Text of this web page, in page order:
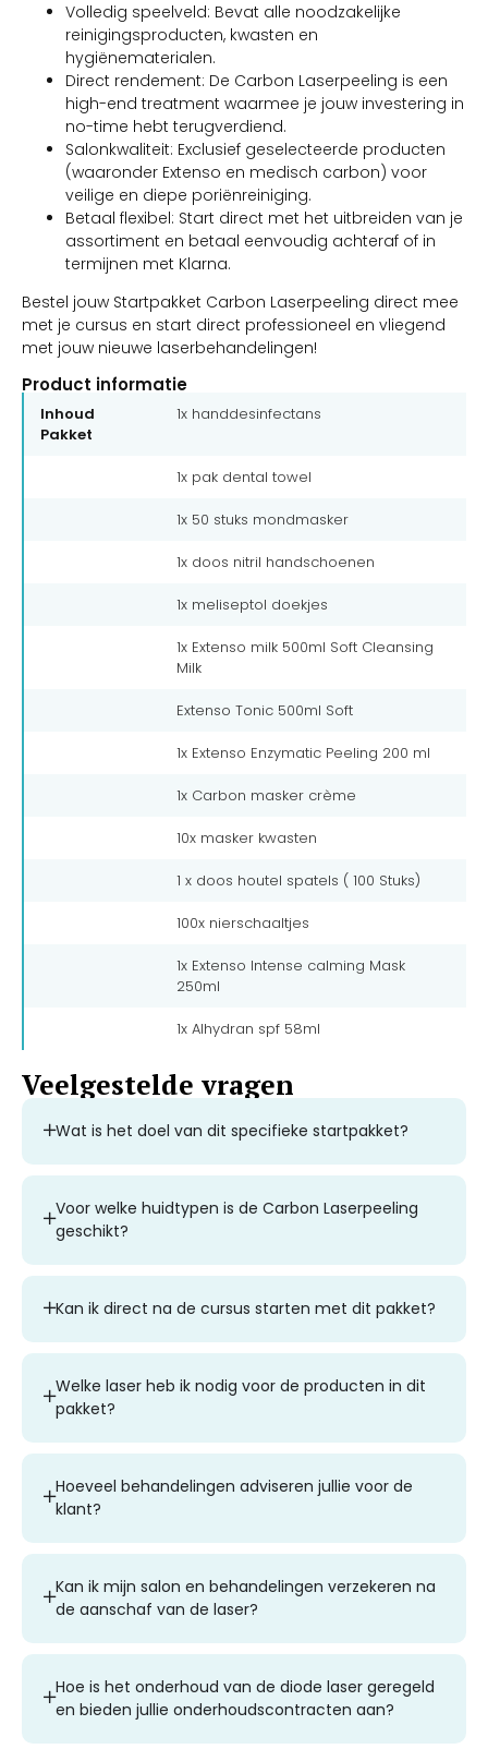
Volledig speelveld: Bevat alle noodzakelijke
reinigingsproducten, kwasten en
hygiënematerialen.
Direct rendement: De Carbon Laserpeeling is een
high-end treatment waarmee je jouw investering in
no-time hebt terugverdiend.
Salonkwaliteit: Exclusief geselecteerde producten
(waaronder Extenso en medisch carbon) voor
veilige en diepe poriënreiniging.
Betaal flexibel: Start direct met het uitbreiden van je
assortiment en betaal eenvoudig achteraf of in
termijnen met Klarna.
Bestel jouw Startpakket Carbon Laserpeeling direct mee
met je cursus en start direct professioneel en vliegend
met jouw nieuwe laserbehandelingen!
Product informatie
Inhoud
Pakket
1x handdesinfectans
1x pak dental towel
1x 50 stuks mondmasker
1x doos nitril handschoenen
1x meliseptol doekjes
1x Extenso milk 500ml Soft Cleansing
Milk
Extenso Tonic 500ml Soft
1x Extenso Enzymatic Peeling 200 ml
1x Carbon masker crème
10x masker kwasten
1 x doos houtel spatels ( 100 Stuks)
100x nierschaaltjes
1x Extenso Intense calming Mask
250ml
1x Alhydran spf 58ml
Veelgestelde vragen
Wat is het doel van dit specifieke startpakket?
Voor welke huidtypen is de Carbon Laserpeeling
geschikt?
Kan ik direct na de cursus starten met dit pakket?
Welke laser heb ik nodig voor de producten in dit
pakket?
Hoeveel behandelingen adviseren jullie voor de
klant?
Kan ik mijn salon en behandelingen verzekeren na
de aanschaf van de laser?
Hoe is het onderhoud van de diode laser geregeld
en bieden jullie onderhoudscontracten aan?